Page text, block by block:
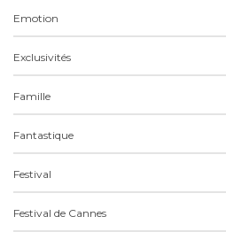
Emotion
Exclusivités
Famille
Fantastique
Festival
Festival de Cannes